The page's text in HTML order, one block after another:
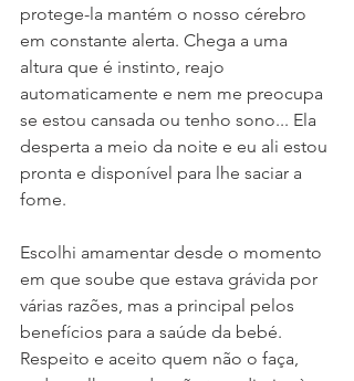
protege-la mantém o nosso cérebro
em constante alerta. Chega a uma
altura que é instinto, reajo
automaticamente e nem me preocupa
se estou cansada ou tenho sono... Ela
desperta a meio da noite e eu ali estou
pronta e disponível para lhe saciar a
fome.
Escolhi amamentar desde o momento
em que soube que estava grávida por
várias razões, mas a principal pelos
benefícios para a saúde da bebé.
Respeito e aceito quem não o faça,